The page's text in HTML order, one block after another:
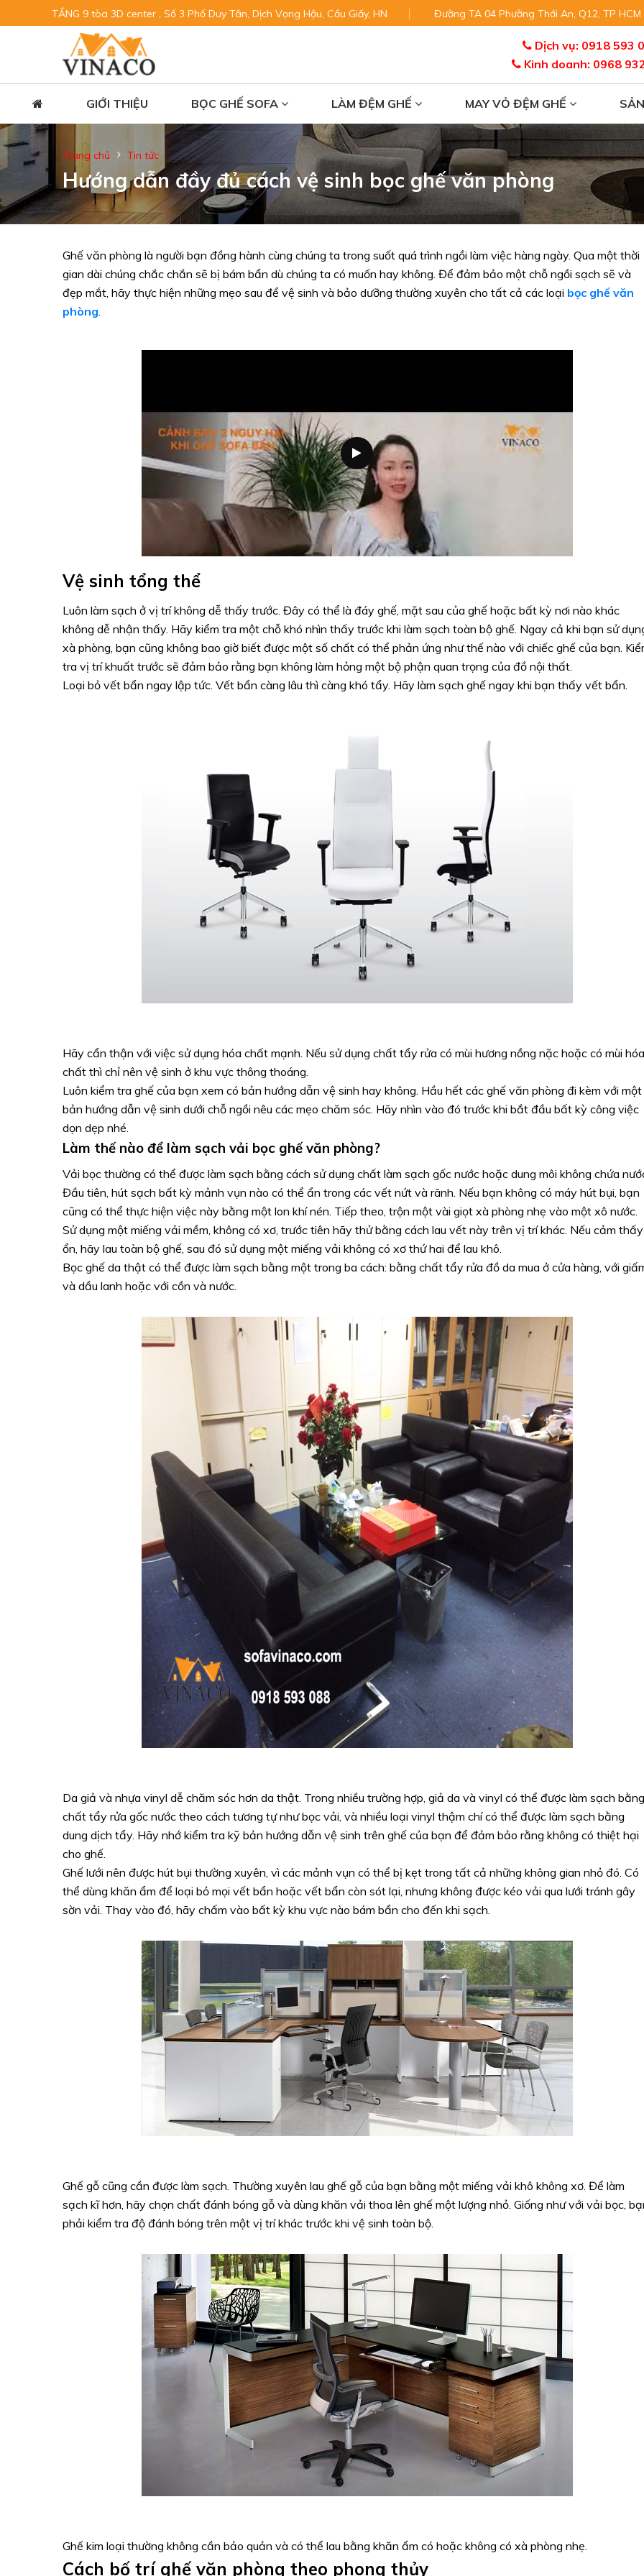
TẦNG 9 tòa 3D center , Số 3 Phố Duy Tân, Dịch Vọng Hậu, Cầu Giấy, HN Đường TA 04 Phường Thới An, Q12, TP HCM
Dịch vụ: 0918 593
Kinh doanh: 0968
GIỚI THIỆU BỌC GHẾ SOFA LÀM ĐỆM GHẾ MAY VỎ ĐỆM GHẾ
Trang chủ Tin tức
Hướng dẫn đầy đủ cách vệ sinh bọc ghế văn phòng
Ghế văn phòng là người bạn đồng hành cùng chúng ta trong suốt quá trình ngồi làm việc hàng ngày. Qua một thời
gian dài chúng chắc chắn sẽ bị bám bẩn dù chúng ta có muốn hay không. Để đảm bảo một chỗ ngồi sạch sẽ và
đẹp mắt, hãy thực hiện những mẹo sau để vệ sinh và bảo dưỡng thường xuyên cho tất cả các loại bọc ghế văn
phòng.
Vệ sinh tổng thể
Luôn làm sạch ở vị trí không dễ thấy trước. Đây có thể là đáy ghế, mặt sau của ghế hoặc bất kỳ nơi nào khác
không dễ nhận thấy. Hãy kiểm tra một chỗ khó nhìn thấy trước khi làm sạch toàn bộ ghế. Ngay cả khi bạn sử
xà phòng, bạn cũng không bao giờ biết được một số chất có thể phản ứng như thế nào với chiếc ghế của bạn.
tra vị trí khuất trước sẽ đảm bảo rằng bạn không làm hỏng một bộ phận quan trọng của đồ nội thất.
Loại bỏ vết bẩn ngay lập tức. Vết bẩn càng lâu thì càng khó tẩy. Hãy làm sạch ghế ngay khi bạn thấy vết bẩn.
Hãy cẩn thận với việc sử dụng hóa chất mạnh. Nếu sử dụng chất tẩy rửa có mùi hương nồng nặc hoặc có mùi hóa
chất thì chỉ nên vệ sinh ở khu vực thông thoáng.
Luôn kiểm tra ghế của bạn xem có bản hướng dẫn vệ sinh hay không. Hầu hết các ghế văn phòng đi kèm với một
bản hướng dẫn vệ sinh dưới chỗ ngồi nêu các mẹo chăm sóc. Hãy nhìn vào đó trước khi bắt đầu bất kỳ công việc
dọn dẹp nhé.
Làm thế nào để làm sạch vải bọc ghế văn phòng?
Vải bọc thường có thể được làm sạch bằng cách sử dụng chất làm sạch gốc nước hoặc dung môi không chứa
Đầu tiên, hút sạch bất kỳ mảnh vụn nào có thể ẩn trong các vết nứt và rãnh. Nếu bạn không có máy hút bụi, bạn
cũng có thể thực hiện việc này bằng một lon khí nén. Tiếp theo, trộn một vài giọt xà phòng nhẹ vào một xô nước.
Sử dụng một miếng vải mềm, không có xơ, trước tiên hãy thử bằng cách lau vết này trên vị trí khác. Nếu cảm thấy
ổn, hãy lau toàn bộ ghế, sau đó sử dụng một miếng vải không có xơ thứ hai để lau khô.
Bọc ghế da thật có thể được làm sạch bằng một trong ba cách: bằng chất tẩy rửa đồ da mua ở cửa hàng, với
và dầu lanh hoặc với cồn và nước.
Da giả và nhựa vinyl dễ chăm sóc hơn da thật. Trong nhiều trường hợp, giả da và vinyl có thể được làm sạch bằng
chất tẩy rửa gốc nước theo cách tương tự như bọc vải, và nhiều loại vinyl thậm chí có thể được làm sạch bằng
dung dịch tẩy. Hãy nhớ kiểm tra kỹ bản hướng dẫn vệ sinh trên ghế của bạn để đảm bảo rằng không có thiệt hại
cho ghế.
Ghế lưới nên được hút bụi thường xuyên, vì các mảnh vụn có thể bị kẹt trong tất cả những không gian nhỏ đó. Có
thể dùng khăn ẩm để loại bỏ mọi vết bẩn hoặc vết bẩn còn sót lại, nhưng không được kéo vải qua lưới tránh gây
sờn vải. Thay vào đó, hãy chấm vào bất kỳ khu vực nào bám bẩn cho đến khi sạch.
Ghế gỗ cũng cần được làm sạch. Thường xuyên lau ghế gỗ của bạn bằng một miếng vải khô không xơ. Để làm
sạch kĩ hơn, hãy chọn chất đánh bóng gỗ và dùng khăn vải thoa lên ghế một lượng nhỏ. Giống như với vải bọc,
phải kiểm tra độ đánh bóng trên một vị trí khác trước khi vệ sinh toàn bộ.
Ghế kim loại thường không cần bảo quản và có thể lau bằng khăn ẩm có hoặc không có xà phòng nhẹ.
Cách bố trí ghế văn phòng theo phong thủy